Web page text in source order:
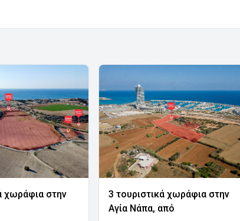
χωράφια στην
3 τουριστικά χωράφια στην
Αγία Νάπα, από